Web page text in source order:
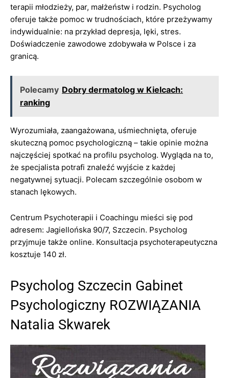
terapii młodzieży, par, małżeństw i rodzin. Psycholog
oferuje także pomoc w trudnościach, które przeżywamy
indywidualnie: na przykład depresja, lęki, stres.
Doświadczenie zawodowe zdobywała w Polsce i za
granicą.
Polecamy Dobry dermatolog w Kielcach:
ranking
Wyrozumiała, zaangażowana, uśmiechnięta, oferuje
skuteczną pomoc psychologiczną – takie opinie można
najczęściej spotkać na profilu psycholog. Wygląda na to,
że specjalista potrafi znaleźć wyjście z każdej
negatywnej sytuacji. Polecam szczególnie osobom w
stanach lękowych.
Centrum Psychoterapii i Coachingu mieści się pod
adresem: Jagiellońska 90/7, Szczecin. Psycholog
przyjmuje także online. Konsultacja psychoterapeutyczna
kosztuje 140 zł.
Psycholog Szczecin Gabinet
Psychologiczny ROZWIĄZANIA
Natalia Skwarek